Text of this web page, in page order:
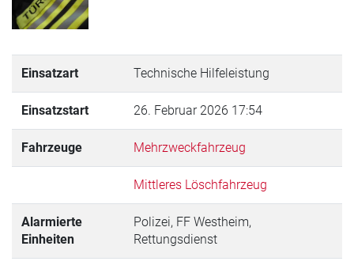
Einsatzart Technische Hilfeleistung
Einsatzstart 26. Februar 2026 17:54
Fahrzeuge Mehrzweckfahrzeug
Mittleres Löschfahrzeug
Alarmierte
Einheiten
Polizei, FF Westheim,
Rettungsdienst